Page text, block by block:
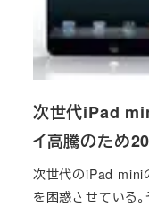
次世代iPad
イ高騰のため
次世代のiPad mini
を困惑させている